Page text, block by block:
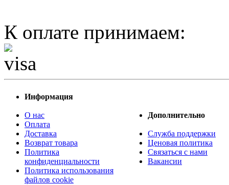
К оплате принимаем:
Информация
О нас
Оплата
Доставка
Возврат товара
Политика
конфиденциальности
Политика использования
файлов cookie
Дополнительно
Служба поддержки
Ценовая политика
Связаться с нами
Вакансии